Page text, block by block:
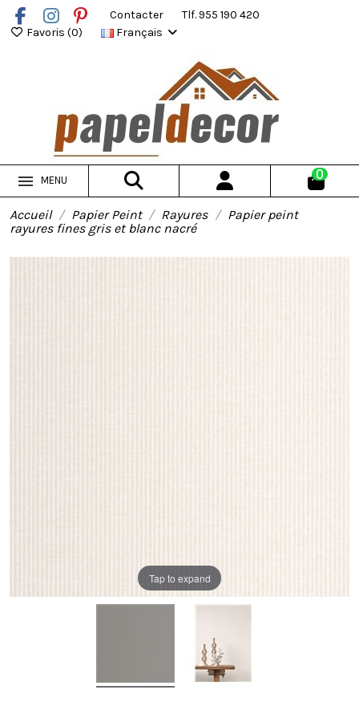
Contacter
Tlf. 955 190 420
Favoris (0) Français
MENU 0
Accueil Papier Peint Rayures
Papier peint
rayures fines gris et blanc nacré
Tap to expand